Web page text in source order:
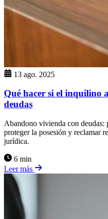
13 ago. 2025
Qué hacer si el inquilino
deudas
Abandono vivienda con deudas:
proteger la posesión y reclamar
jurídica.
6 min
Leer más